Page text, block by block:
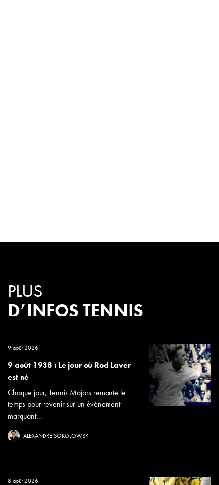
PLUS
D’INFOS TENNIS
9 août 2026
9 août 1938 : Le jour où Rod Laver
est né
Chaque jour, Tennis Majors remonte le
temps pour revenir sur un évènement
marquant...
ALEXANDRE SOKOLOWSKI
8 août 2026